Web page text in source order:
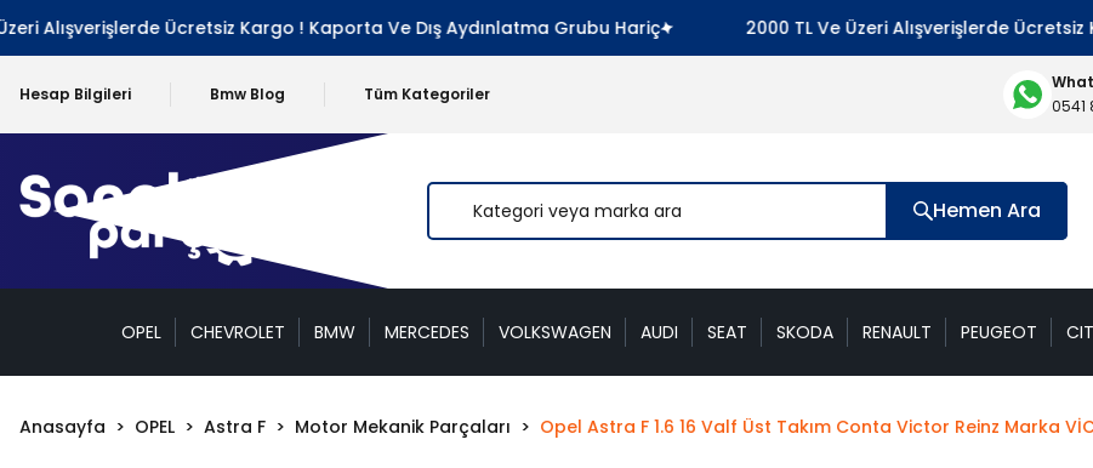
Ücretsiz Kargo ! Kaporta Ve Dış Aydınlatma Grubu Hariç 2000 TL Ve Üzeri Alışverişlerde Ücretsiz
Hesap Bilgileri Bmw Blog Tüm Kategoriler
0541
Hemen Ara
OPEL CHEVROLET BMW MERCEDES VOLKSWAGEN AUDI SEAT SKODA RENAULT PEUGEOT
Anasayfa OPEL Astra F Motor Mekanik Parçaları Opel Astra F 1.6 16 Valf Üst Takım Conta Victor Reinz Marka